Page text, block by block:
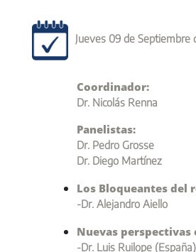
Jueves 09 de Septiembre
Coordinador:
Dr. Nicolás Renna
Panelistas:
Dr. Pedro Grosse
Dr. Diego Martínez
Los Bloqueantes del
-Dr. Alejandro Aiello
Nuevas
-Dr. Luis Ruilope (España)